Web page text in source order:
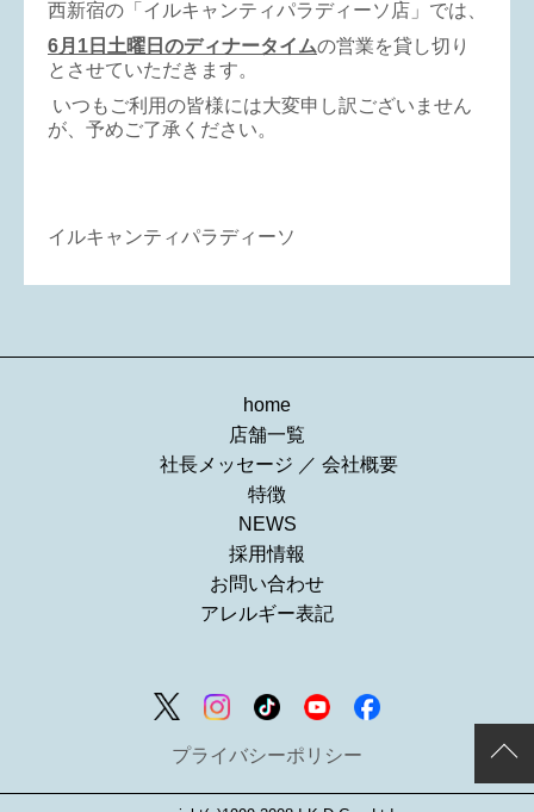
西新宿の「イルキャンティパラディーソ店」では、
6月1日土曜日のディナータイムの営業を貸し切り
とさせていただきます。
いつもご利用の皆様には大変申し訳ございません
が、予めご了承ください。
イルキャンティパラディーソ
home
店舗一覧
社長メッセージ ／ 会社概要
特徴
NEWS
採用情報
お問い合わせ
アレルギー表記
プライバシーポリシー